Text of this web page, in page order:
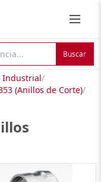
Buscar
Industrial/
(Anillos de Corte)/